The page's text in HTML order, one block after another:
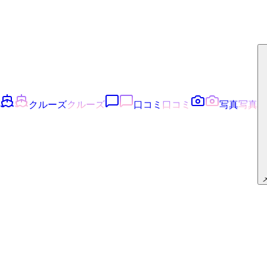
クルーズクルーズ 口コミ 口コミ 写真写真